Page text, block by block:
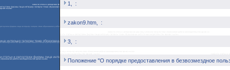
1, :
zakon9.htm, :
3, :
Положение "О порядке предоставления в безвозмездное